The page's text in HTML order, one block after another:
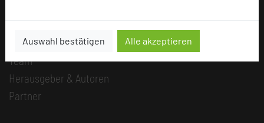
Auswahl bestätigen Alle akzeptieren
Kategorie
Team
Herausgeber & Autoren
Partner